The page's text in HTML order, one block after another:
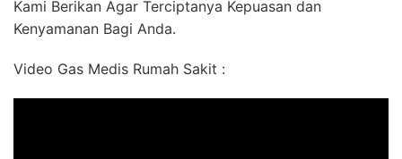
Kami Berikan Agar Terciptanya Kepuasan dan
Kenyamanan Bagi Anda.
Video Gas Medis Rumah Sakit :